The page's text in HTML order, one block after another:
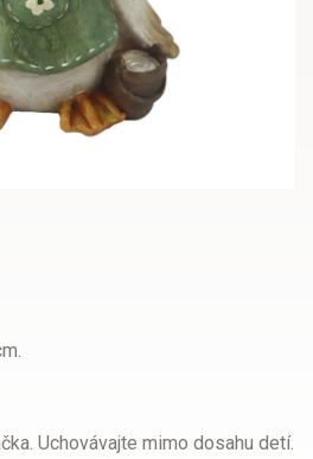
Uchovávajte mimo dosahu detí.